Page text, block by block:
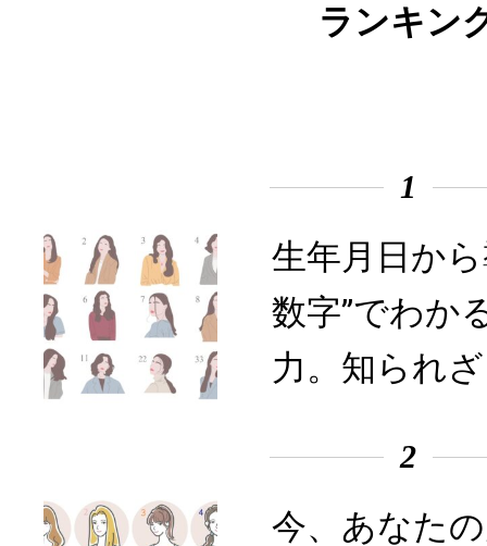
ランキン
1
生年月日か
数字”でわか
力。知られ
2
今、あなた